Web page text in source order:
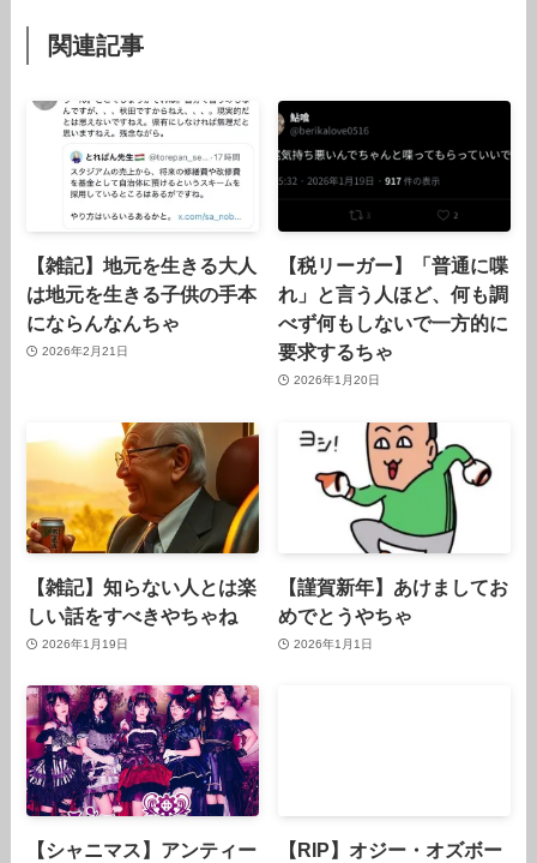
関連記事
【雑記】地元を生きる大人
は地元を生きる子供の手本
にならんなんちゃ
2026年2月21日
【税リーガー】「普通に喋
れ」と言う人ほど、何も調
べず何もしないで一方的に
要求するちゃ
2026年1月20日
【雑記】知らない人とは楽
しい話をすべきやちゃね
2026年1月19日
【謹賀新年】あけましてお
めでとうやちゃ
2026年1月1日
【シャニマス】アンティー
【RIP】オジー・オズボー